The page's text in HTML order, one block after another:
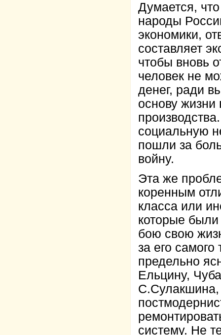
Думается,
народы
экономики,
составляет
чтобы вновь
человек не
денег, ради
основу жизни
социальную
пошли за
войну.
Эта же
коренным
класса или
которые были
бою свою
за его
предельно
Ельцину,
С.Сулакшина,
систему. Не